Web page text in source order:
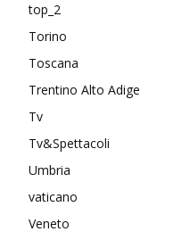
top_2
Torino
Toscana
Trentino Alto Adige
Tv
Tv&Spettacoli
Umbria
vaticano
Veneto